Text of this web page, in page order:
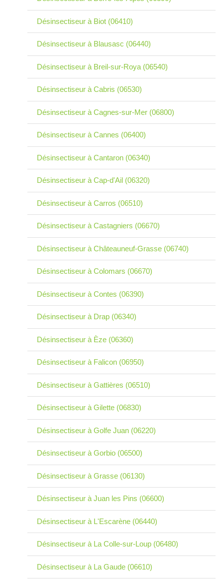
Désinsectiseur à Biot (06410)
Désinsectiseur à Blausasc (06440)
Désinsectiseur à Breil-sur-Roya (06540)
Désinsectiseur à Cabris (06530)
Désinsectiseur à Cagnes-sur-Mer (06800)
Désinsectiseur à Cannes (06400)
Désinsectiseur à Cantaron (06340)
Désinsectiseur à Cap-d'Ail (06320)
Désinsectiseur à Carros (06510)
Désinsectiseur à Castagniers (06670)
Désinsectiseur à Châteauneuf-Grasse (06740)
Désinsectiseur à Colomars (06670)
Désinsectiseur à Contes (06390)
Désinsectiseur à Drap (06340)
Désinsectiseur à Èze (06360)
Désinsectiseur à Falicon (06950)
Désinsectiseur à Gattières (06510)
Désinsectiseur à Gilette (06830)
Désinsectiseur à Golfe Juan (06220)
Désinsectiseur à Gorbio (06500)
Désinsectiseur à Grasse (06130)
Désinsectiseur à Juan les Pins (06600)
Désinsectiseur à L'Escarène (06440)
Désinsectiseur à La Colle-sur-Loup (06480)
Désinsectiseur à La Gaude (06610)